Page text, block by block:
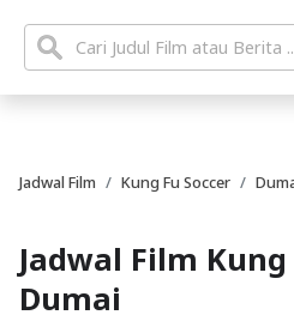
Jadwal Film Kung Fu Soccer
Jadwal Film Kung
Dumai